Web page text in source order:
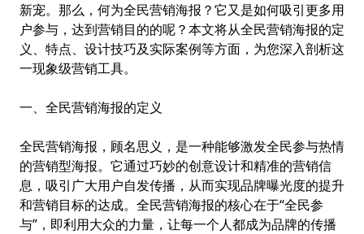
新宠。那么，何为全民营销海报？它又是如何吸引更多用
户参与，达到营销目的的呢？本文将从全民营销海报的定
义、特点、设计技巧及实际案例等方面，为您深入剖析这
一现象级营销工具。
一、全民营销海报的定义
全民营销海报，顾名思义，是一种能够激发全民参与热情
的营销型海报。它通过巧妙的创意设计和精准的营销信
息，吸引广大用户自发传播，从而实现品牌曝光度的提升
和营销目标的达成。全民营销海报的核心在于“全民参
与”，即利用大众的力量，让每一个人都成为品牌的传播